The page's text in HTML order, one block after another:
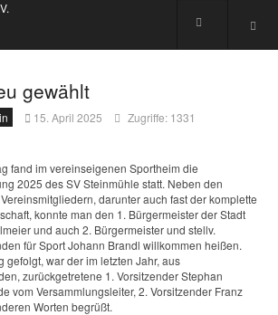
gewählt
15. April 2025 Zugriffe: 1331
fand im vereinseigenen Sportheim die
2025 des SV Steinmühle statt. Neben den
darunter auch fast der komplette
konnte man den 1. Bürgermeister der Stadt
und auch 2. Bürgermeister und stellv.
für Sport Johann Brandl willkommen heißen.
gefolgt, war der im letzten Jahr, aus
zurückgetretene 1. Vorsitzender Stephan
vom Versammlungsleiter, 2. Vorsitzender Franz
Worten begrüßt.